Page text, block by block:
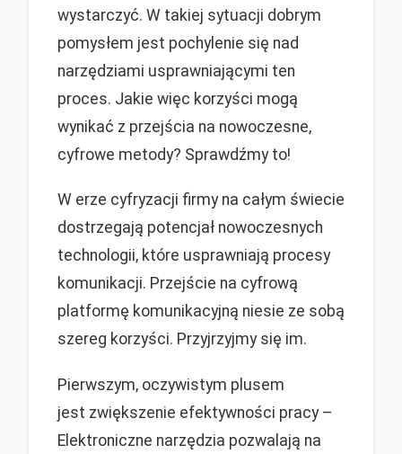
wystarczyć. W takiej sytuacji dobrym
pomysłem jest pochylenie się nad
narzędziami usprawniającymi ten
proces. Jakie więc korzyści mogą
wynikać z przejścia na nowoczesne,
cyfrowe metody? Sprawdźmy to!
W erze cyfryzacji firmy na całym świecie
dostrzegają potencjał nowoczesnych
technologii, które usprawniają procesy
komunikacji. Przejście na cyfrową
platformę komunikacyjną niesie ze sobą
szereg korzyści. Przyjrzyjmy się im.
Pierwszym, oczywistym plusem
jest zwiększenie efektywności pracy –
Elektroniczne narzędzia pozwalają na